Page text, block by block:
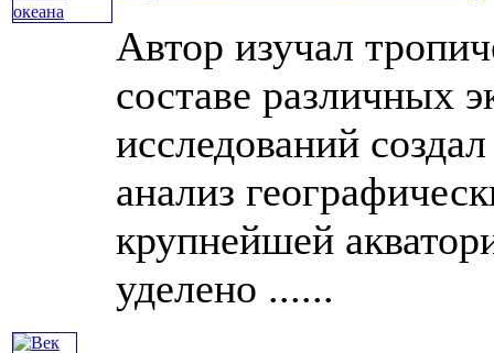
Автор изучал
составе различных
исследований
анализ
крупнейшей
уделено ......